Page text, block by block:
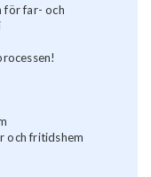
för far- och
och fritidshem